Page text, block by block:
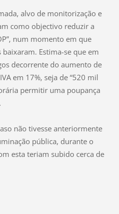
alvo de monitorização e
como objectivo reduzir a
num momento em que
Estima-se que em
decorrente do aumento de
em 17%, seja de “520 mil
permitir uma poupança
não tivesse anteriormente
pública, durante o
esta teriam subido cerca de